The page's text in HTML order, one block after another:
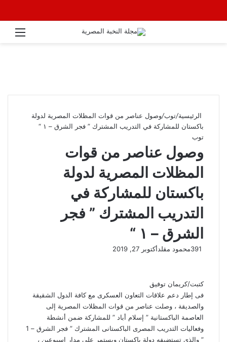
الرئيسية/توب/وصول عناصر من قوات المظلات المصرية لدولة
باكستان للمشاركة في التدريب المشترك ” فجر الشرق – ١ “
توب
وصول عناصر من قوات
المظلات المصرية لدولة
باكستان للمشاركة في
التدريب المشترك ” فجر
الشرق – ١ “
محمود مقلد أكتوبر 27, 2019
كتبت/كريمان توفيق
فى إطار دعم علاقات التعاون العسكرى مع كافة الدول الشقيقة
والصديقة ، وصلت عناصر من قوات المظلات المصرية إلى
العاصمة الباكستانية ” إسلام أباد ” للمشاركة ضمن أنشطة
وفعاليات التدريب المصرى الباكستانى المشترك ” فجر الشرق – 1
” والذى تستضيفه دولة باكستان ويستمر على مدار إسبوعين ،